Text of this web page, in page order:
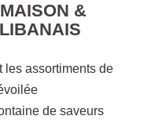
&
les assortiments de
de saveurs